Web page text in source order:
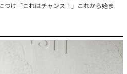
つけ「これはチャンス！」これから始ま